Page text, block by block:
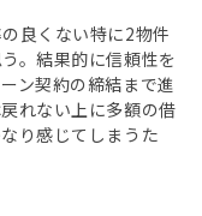
良くない特に2物件
。結果的に信頼性を
ン契約の締結まで進
れない上に多額の借
り感じてしまうた